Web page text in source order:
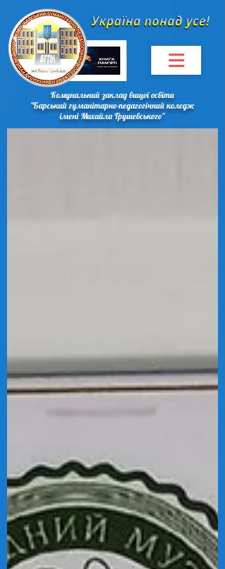
Комунальний заклад вищої освіти
"Барський гуманітарно-педагогічний коледж
імені Михайла Грушевського"